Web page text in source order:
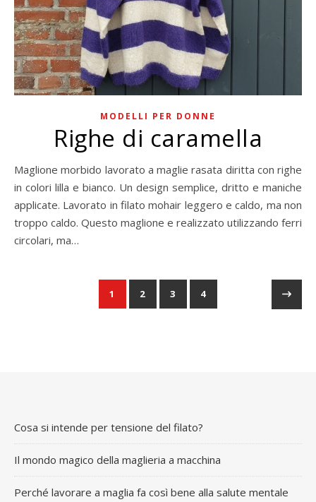
MODELLI PER DONNE
Righe di caramella
Maglione morbido lavorato a maglie rasata diritta con righe
in colori lilla e bianco. Un design semplice, dritto e maniche
applicate. Lavorato in filato mohair leggero e caldo, ma non
troppo caldo. Questo maglione e realizzato utilizzando ferri
circolari, ma…
1 2 3 4
Cosa si intende per tensione del filato?
Il mondo magico della maglieria a macchina
Perché lavorare a maglia fa così bene alla salute mentale